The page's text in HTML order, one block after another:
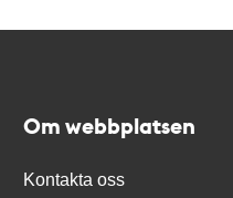
Om webbplatsen
Kontakta oss